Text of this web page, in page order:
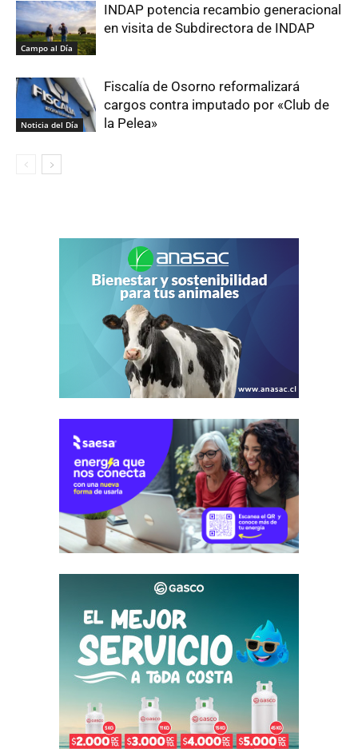
Campo al Día
INDAP potencia recambio generacional
en visita de Subdirectora de INDAP
Noticia del Día
Fiscalía de Osorno reformalizará
cargos contra imputado por «Club de
la Pelea»